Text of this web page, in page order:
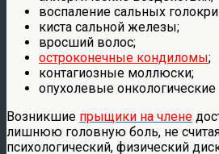
воспаление сальных
киста сальной железы;
вросший волос;
остроконечные кондиломы;
контагиозные моллюски;
опухолевые
Возникшие прыщики на члене
лишнюю головную боль, не
психологический, физический